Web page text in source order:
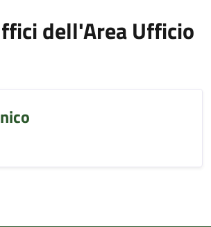
dell'Area Ufficio